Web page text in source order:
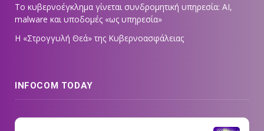
Το κυβερνοέγκλημα γίνεται συνδρομητική υπηρεσία: AI,
malware και υποδομές «ως υπηρεσία»
Η «Στρογγυλή Θεά» της Κυβερνοασφάλειας
INFOCOM TODAY